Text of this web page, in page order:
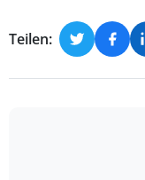
Teilen: